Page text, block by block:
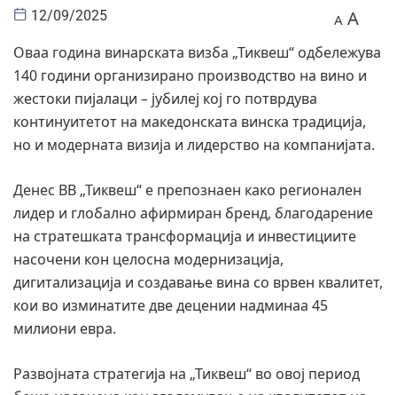
12/09/2025 A A
Оваа година винарската визба „Тиквеш“ одбележува
140 години организирано производство на вино и
жестоки пијалаци – јубилеј кој го потврдува
континуитетот на македонската винска традиција,
но и модерната визија и лидерство на компанијата.
Денес ВВ „Тиквеш“ е препознаен како регионален
лидер и глобално афирмиран бренд, благодарение
на стратешката трансформација и инвестициите
насочени кон целосна модернизација,
дигитализација и создавање вина со врвен квалитет,
кои во изминатите две децении надминаа 45
милиони евра.
Развојната стратегија на „Тиквеш“ во овој период